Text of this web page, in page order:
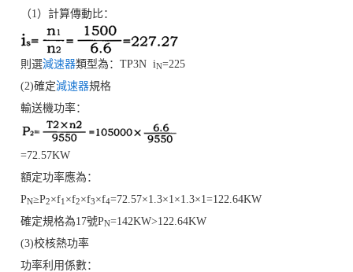
（1）計算傳動比：
則選減速器類型為：TP3N iN=225
(2)確定減速器規格
輸送機功率：
=72.57KW
額定功率應為：
PN≥P2×f1 ×f2×f3×f4=72.57×1.3×1×1.3×1=122.64KW
確定規格為17號PN=142KW>122.64KW
(3)校核熱功率
功率利用係數：